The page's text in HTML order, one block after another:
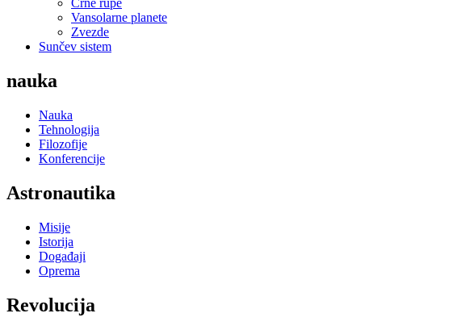
Crne rupe
Vansolarne planete
Zvezde
Sunčev sistem
nauka
Nauka
Tehnologija
Filozofije
Konferencije
Astronautika
Misije
Istorija
Događaji
Oprema
Revolucija